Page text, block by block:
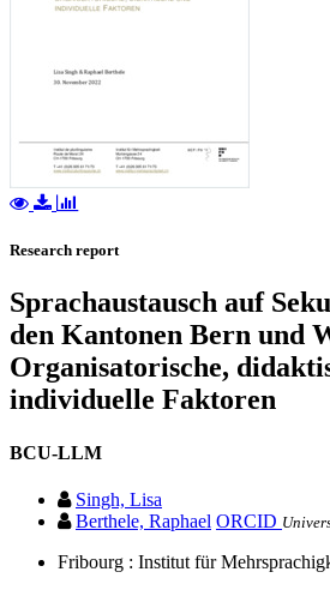
Research report
Sprachaustausch auf
den Kantonen Bern und
Organisatorische,
individuelle Faktoren
BCU-LLM
Singh, Lisa
Berthele, Raphael ORCID
Fribourg : Institut für